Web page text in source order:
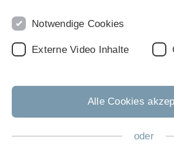
Graduation Date
16.06.2023
Notwendige Cookies
Externe Video Inhalte
Alle Cookies
oder